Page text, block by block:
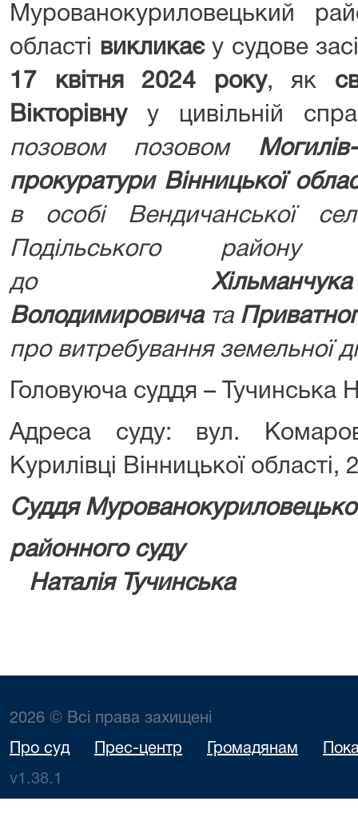
Мурованокуриловецький
області
викликаєу судове
17 квітня
2024 року, як
Вікторівнуу цивільній
позовом позовом
прокуратури Вінницької
в особі Вендичанської
Подільського району
до
Володимировичата
про витребування земельної
Головуюча суддя – Тучинська
Адреса суду: вул.
Курилівці Вінницької області,
Суддя
Наталія Тучинська
2026 © Всі права захищені
Про суд Прес-центр Громадянам
v1.38.1